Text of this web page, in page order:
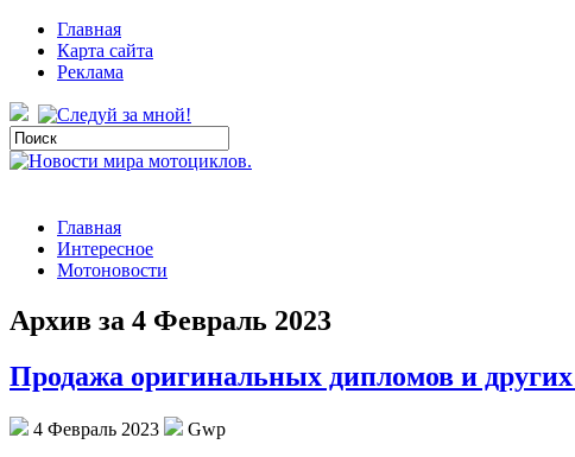
Главная
Карта сайта
Реклама
Главная
Интересное
Мотоновости
Архив за 4 Февраль 2023
Продажа оригинальных дипломов и
4 Февраль 2023
Gwp